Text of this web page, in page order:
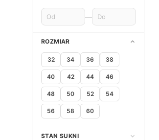
—
ROZMIAR
32 34 36 38
40 42 44 46
48 50 52 54
56 58 60
STAN SUKNI